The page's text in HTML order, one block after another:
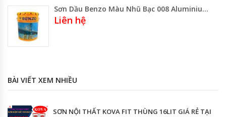
Sơn Dầu Benzo Màu Nhũ Bạc 008 Aluminium Thùng 17.5 Lít -Lon 3 Lít
Liên hệ
BÀI VIẾT XEM NHIỀU
SƠN NỘI THẤT KOVA FIT THÙNG 16LIT GIÁ RẺ TẠI